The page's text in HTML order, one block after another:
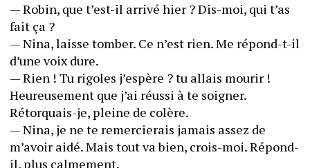
— Robin, que t’est-il arrivé hier ? Dis-moi, qui t’as
fait ça ?
— Nina, laisse tomber. Ce n’est rien. Me répond-t-il
d’une voix dure.
— Rien ! Tu rigoles j’espère ? tu allais mourir !
Heureusement que j’ai réussi à te soigner.
Rétorquais-je, pleine de colère.
— Nina, je ne te remercierais jamais assez de
m’avoir aidé. Mais tout va bien, crois-moi. Répond-
il, plus calmement.